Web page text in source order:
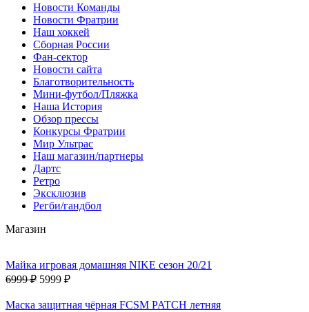
Новости Команды
Новости Фратрии
Наш хоккей
Сборная России
Фан-cектор
Новости сайта
Благотворительность
Мини-футбол/Пляжка
Наша История
Обзор прессы
Конкурсы Фратрии
Мир Ультрас
Наш магазин/партнеры
Дартс
Ретро
Эксклюзив
Регби/гандбол
Магазин
Майка игровая домашняя NIKE сезон 20/21
6999 ₽ 5999 ₽
Маска защитная чёрная FCSM PATCH летняя